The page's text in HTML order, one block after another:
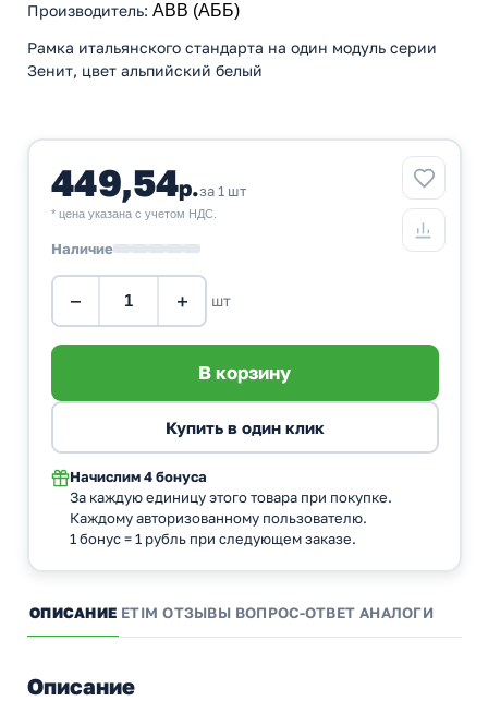
Производитель: ABB (АББ)
Рамка итальянского стандарта на один модуль серии
Зенит, цвет альпийский белый
449,54р.за 1 шт
* цена указана с учетом НДС.
Наличие
− + шт
Начислим 4 бонуса
За каждую единицу этого товара при покупке.
Каждому авторизованному пользователю.
1 бонус = 1 рубль при следующем заказе.
ОПИСАНИЕ ETIM ОТЗЫВЫ ВОПРОС-ОТВЕТ АНАЛОГИ
Описание